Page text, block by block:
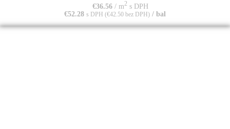
€36.56/ m2s DPH
€52.28 s DPH (€42.50 bez DPH) / bal